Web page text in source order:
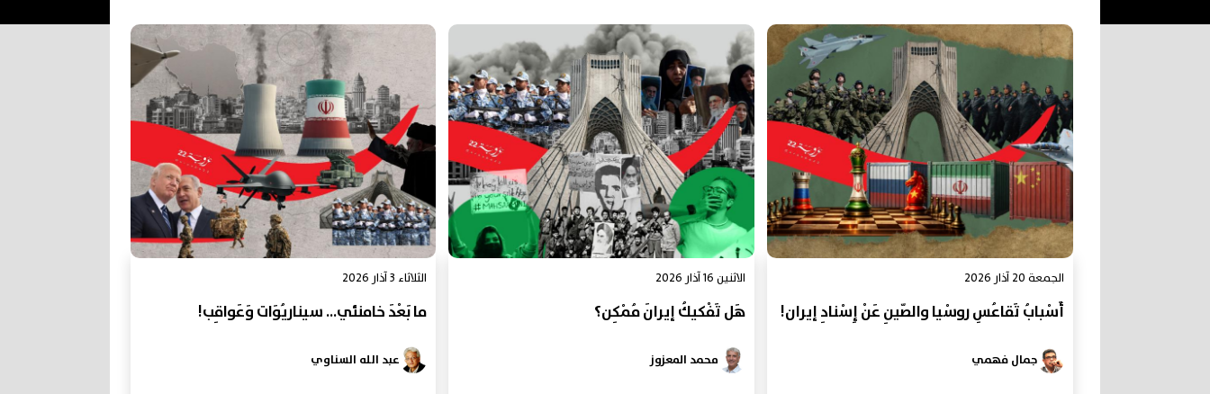
الجمعة 20 آذار 2026
أَسْبابُ تَقاعُسِ روسْيا والصّينِ عَنْ إِسْنادِ إيران!
جمال فهمي
الاثنين 16 آذار 2026
هَل تَفْكيكُ إيرانَ مُمْكِن؟
محمد المعزوز
الثلاثاء 3 آذار 2026
ما بَعْدَ خامنئي... سيناريُوَات وَعَواقِب!
عبد الله السناوي